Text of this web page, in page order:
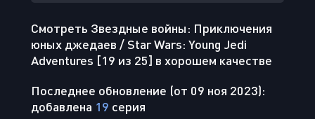
Смотреть Звездные войны: Приключения
юных джедаев / Star Wars: Young Jedi
Adventures [19 из 25] в хорошем качестве
Последнее обновление (от 09 ноя 2023):
добавлена 19 серия